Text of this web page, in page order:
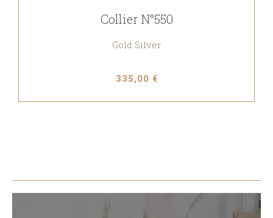
Collier N°550
Gold Silver
335,00 €